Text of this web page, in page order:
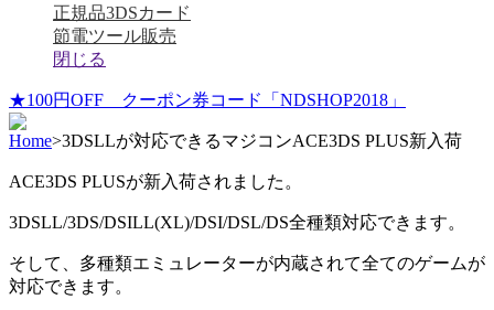
正規品3DSカード
節電ツール販売
閉じる
★100円OFF クーポン券コード「NDSHOP2018」
Home>3DSLLが対応できるマジコンACE3DS PLUS新入荷
ACE3DS PLUSが新入荷されました。
3DSLL/3DS/DSILL(XL)/DSI/DSL/DS全種類対応できます。
そして、多種類エミュレーターが内蔵されて全てのゲームが
対応できます。